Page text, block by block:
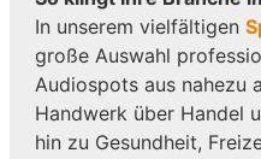
In unserem vielfältigen
große Auswahl
Audiospots aus nahezu
Handwerk über Handel
hin zu Gesundheit,